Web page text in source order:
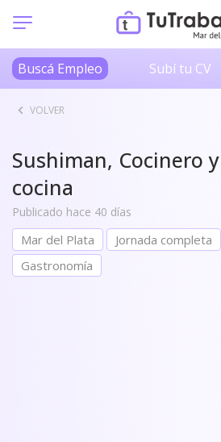
Buscá Empleo Subí tu CV
VOLVER
Sushiman, Cocinero
cocina
Publicado hace 40 días
Mar del Plata Jornada completa
Gastronomía